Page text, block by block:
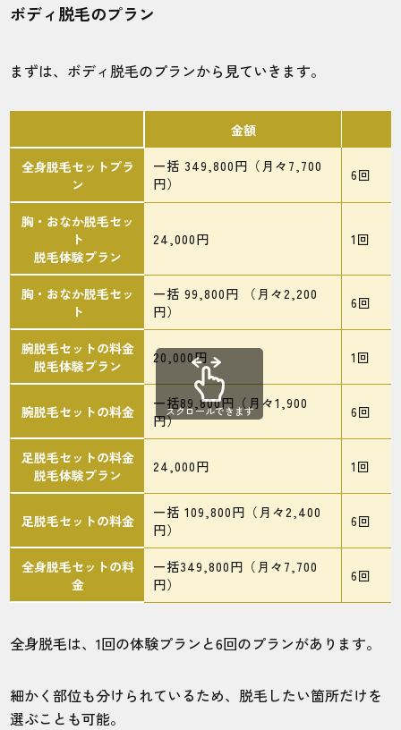
30代・ダンブルドアさん
施術
5
接客
5
雰囲気
5
料金
5 3
店舗
大阪梅田店
施術部位
VIO
予約の変更やキャンセルなど、厳しすぎる
ルールが多い。仕事している人とか、希望
通り通うの難しいのではないかと感じま
す。
10代・Hellhoundさん
5.0
施術
5
接客
5
雰囲気
5 5
予約
5
店舗
町田モディ店
いつも買い物に行くショッピングモールに
す。
ボディ脱毛のプラン
まずは、ボディ脱毛のプランから見ていきます。
金額
全身脱毛セットプラ
ン
一括 349,800円（月々7,700
円）
6回
胸・おなか脱毛セッ
ト
脱毛体験プラン
24,000円 1回
胸・おなか脱毛セッ
ト
一括 99,800円 （月々2,200
円）
6回
腕脱毛セットの料金
脱毛体験プラン
20,000円 1回
腕脱毛セットの料金
一括89,800円（月々1,900
円）
6回
足脱毛セットの料金
脱毛体験プラン
24,000円 1回
足脱毛セットの料金
一括 109,800円（月々2,400
円）
6回
全身脱毛セットの料
金
一括349,800円（月々7,700
円）
6回
スクロールできます
全身脱毛は、1回の体験プランと6回のプランがあります。
細かく部位も分けられているため、脱毛したい箇所だけを
選ぶことも可能。